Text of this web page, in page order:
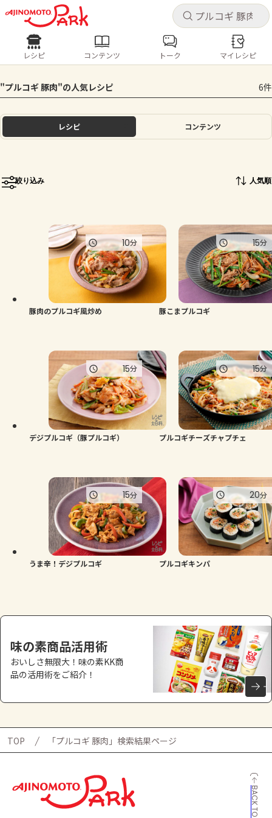
キャ
ログインするとレシピを保存できます
ログイン
ホーム
トーク
よくあるお問い合わせ
お買い物
キャ
レシピ コンテンツ
人気の食材・レシピ
きゅうり なす トマト とうもろこし
ピーマン
レシピ コンテンツ トーク マイレシピ
"プルコギ 豚肉"の人気レシピ 6件
レシピ コンテンツ
絞り込み 人気順
豚肉のプルコギ風炒め
10分
豚こまプルコギ
15分
デジプルコギ（豚プルコギ）
15分
プルコギチーズチャプチェ
15分
うま辛！デジプルコギ
15分
プルコギキンパ
20分
味の素商品活用術
おいしさ無限大！味の素KK商
品の活用術をご紹介！
TOP 「プルコギ 豚肉」検索結果ページ
BACK TO TOP